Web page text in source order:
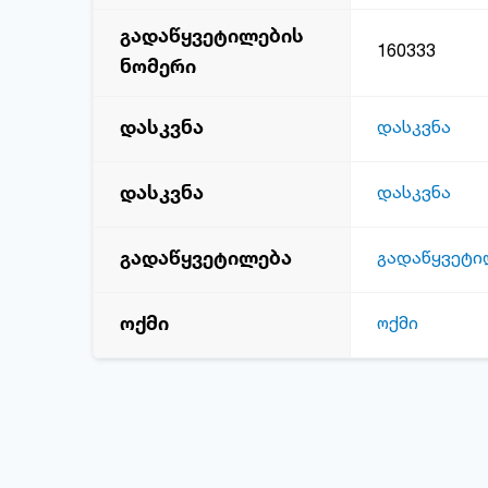
გადაწყვეტილების
ნომერი
160333
დასკვნა დასკვნა
დასკვნა დასკვნა
გადაწყვეტილება
ოქმი ოქმი